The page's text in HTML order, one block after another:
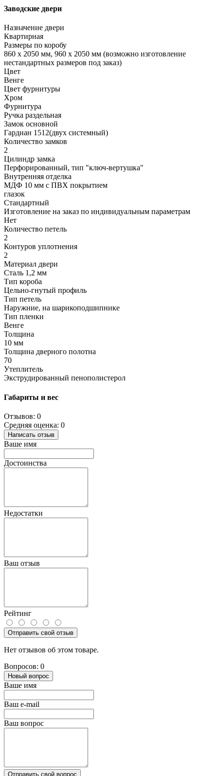
Заводские двери
Назначение двери
Квартирная
Размеры по коробу
860 x 2050 мм, 960 x 2050 мм (возможно изготовление
нестандартных размеров под заказ)
Цвет
Венге
Цвет фурнитуры
Хром
Фурнитура
Ручка раздельная
Замок основной
Гардиан 1512(двух системный)
Количество замков
2
Цилиндр замка
Перфорированный, тип "ключ-вертушка"
Внутренняя отделка
МДФ 10 мм с ПВХ покрытием
глазок
Стандартный
Изготовление на заказ по индивидуальным параметрам
Нет
Количество петель
2
Контуров уплотнения
2
Материал двери
Сталь 1,2 мм
Тип короба
Цельно-гнутый профиль
Тип петель
Наружние, на шарикоподшипнике
Тип пленки
Венге
Толщина
10 мм
Толщина дверного полотна
70
Утеплитель
Экструдированный пенополистерол
Габариты и вес
Отзывов: 0
Средняя оценка: 0
Написать отзыв
Ваше имя
Достоинства
Недостатки
Ваш отзыв
Рейтинг
Отправить свой отзыв
Нет отзывов об этом товаре.
Вопросов: 0
Новый вопрос
Ваше имя
Ваш e-mail
Ваш вопрос
Отправить свой вопрос